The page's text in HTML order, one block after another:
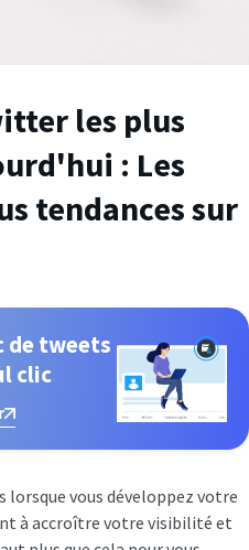
les plus
: Les
tendances sur
de tweets
clic
vous développez votre
à accroître votre visibilité et